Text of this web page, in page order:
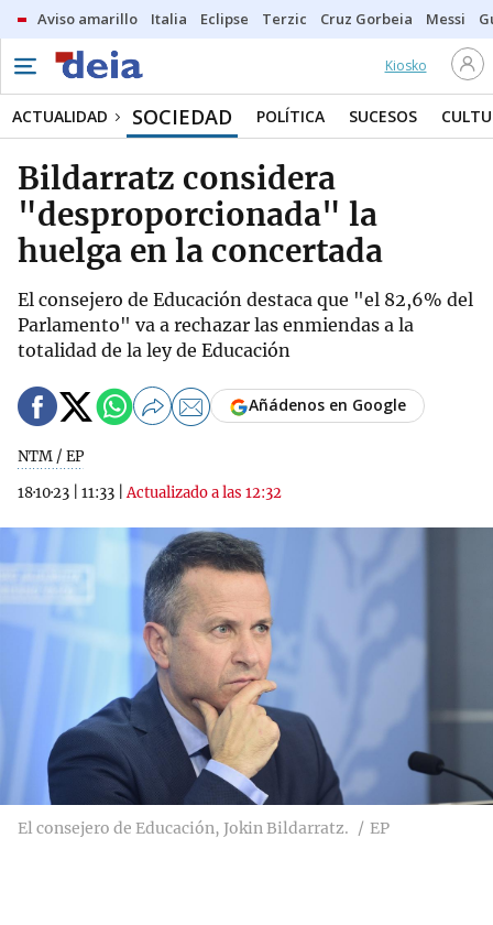
Aviso amarillo Italia Eclipse Terzic Cruz Gorbeia Messi
Kiosko
ACTUALIDAD SOCIEDAD POLÍTICA SUCESOS
Bildarratz considera
"desproporcionada" la
huelga en la concertada
El consejero de Educación destaca que "el 82,6% del
Parlamento" va a rechazar las enmiendas a la
totalidad de la ley de Educación
NTM / EP
18·10·23
11:33 |Actualizado a las 12:32
Añádenos en Google
El consejero de Educación, Jokin Bildarratz. EP